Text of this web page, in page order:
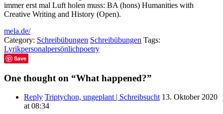
immer erst mal Luft holen muss: BA (hons) Humanities with
Creative Writing and History (Open).
mela.de/
Category: Schreibübungen Schreibübungen Tags:
Lyrikpersonalpersönlichpoetry
Save
One thought on “What happened?”
Reply Triptychon, ungeplant | Schreibsucht 13. Oktober 2020
at 08:34